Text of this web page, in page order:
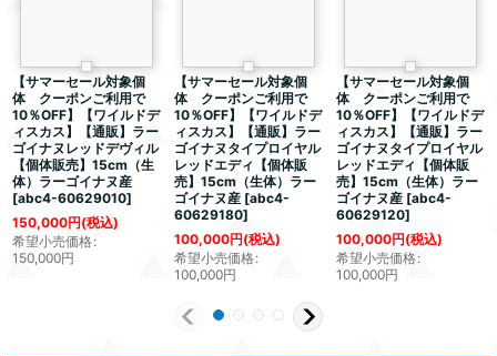
【サマーセール対象個
体 クーポンご利用で
10％OFF】【ワイルドデ
ィスカス】【通販】ラー
ゴイナヌレッドデヴィル
【個体販売】15cm（生
体）ラーゴイナヌ産
[abc4-60629010]
150,000円(税込)
希望小売価格:
150,000円
【サマーセール対象個
体 クーポンご利用で
10％OFF】【ワイルドデ
ィスカス】【通販】ラー
ゴイナヌタイプロイヤル
レッドエディ【個体販
売】15cm（生体）ラー
ゴイナヌ産 [abc4-
60629180]
100,000円(税込)
希望小売価格:
100,000円
【サマーセール対象個
体 クーポンご利用で
10％OFF】【ワイルドデ
ィスカス】【通販】ラー
ゴイナヌタイプロイヤル
レッドエディ【個体販
売】15cm（生体）ラー
ゴイナヌ産 [abc4-
60629120]
100,000円(税込)
希望小売価格:
100,000円